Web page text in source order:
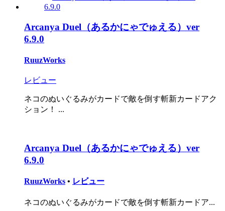
Arcanya Duel（あるかにゃでゅえる）ver
6.9.0
RuuzWorks
レビュー
ネコのぬいぐるみがカードで敵を倒す斬新カードアク
ション！ ...
Arcanya Duel（あるかにゃでゅえる）ver
6.9.0
RuuzWorks • レビュー
ネコのぬいぐるみがカードで敵を倒す斬新カードア...